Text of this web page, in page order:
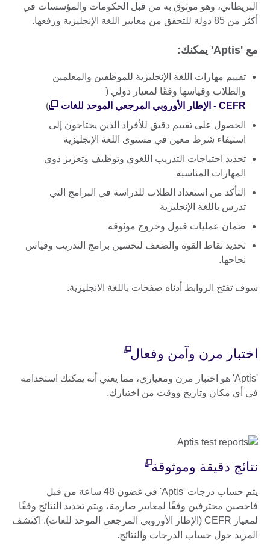
البريطاني، وهو موثوق به من قبل الحكومات والمؤسسات في
أكثر من 85 دولة للتحقق من معايير اللغة الإنجليزية ورفعها.
مع 'Aptis' يمكنك:
تقييم مهارات اللغة الإنجليزية للموظفين والمعلمين
والطلاب وقياسها وفقًا لمعيار دولي (
CEFR - الإطار الأوروبي المرجعي الموحد للغات
)
الحصول على تقييم دقيق للأفراد الذين يحتاجون إلى
استيفاء شرط معين في مستوى اللغة الإنجليزية
تحديد احتياجات التدريب اللغوي وتوظيف وتعزيز ذوي
المهارات المناسبة
التأكد من استعداد الطلاب للدراسة في البرامج التي
تدرس باللغة الإنجليزية
ضمان عمليات قبول وخروج موثوقة
تحديد نقاط القوة والضعف لتحسين برامج التدريب وقياس
نجاحها.
سوف تفتح الروابط أدناه صفحات باللغة الانجليزية.
اختبار مرن وآمن وفعال
'Aptis' هو اختبار مرن ومعياري، مما يعني أنه يمكنك استخدامه
في أي مكان وتاريخ ووقت من اختيارك.
نتائج دقيقة وموثوقة
يتم حساب درجات 'Aptis' في غضون 48 ساعة من قبل
فاحصين محترفين وفقًا لمعايير صارمة، ويتم تحديد النتائج وفقًا
لمعيار CEFR (الإطار الأوروبي المرجعي الموحد للغات). اكتشف
المزيد حول حساب الدرجات والنتائج.